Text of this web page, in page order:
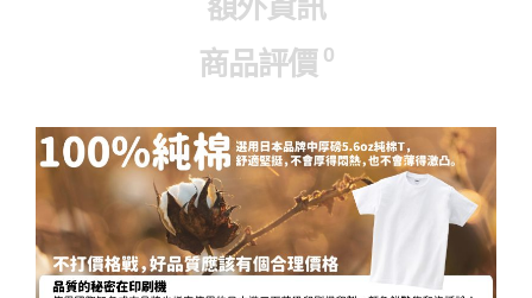
額外資訊
商品評價 0